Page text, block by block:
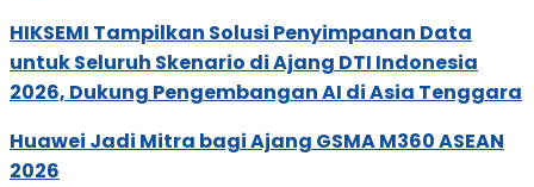
HIKSEMI Tampilkan Solusi Penyimpanan Data
untuk Seluruh Skenario di Ajang DTI Indonesia
2026, Dukung Pengembangan AI di Asia Tenggara
Huawei Jadi Mitra bagi Ajang GSMA M360 ASEAN
2026